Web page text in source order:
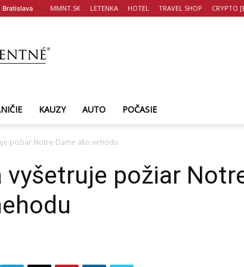
Bratislava MMNT.SK LETENKA HOTEL TRAVEL SHOP CRYPTO
KAUZY AUTO POČASIE
požiar Notre-Dame ako nehodu
vyšetruje požiar